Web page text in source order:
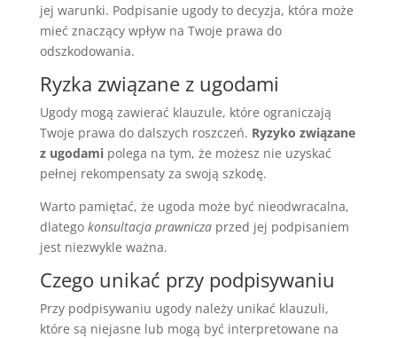
jej warunki. Podpisanie ugody to decyzja, która może
mieć znaczący wpływ na Twoje prawa do
odszkodowania.
Ryzka związane z ugodami
Ugody mogą zawierać klauzule, które ograniczają
Twoje prawa do dalszych roszczeń. Ryzyko związane
z ugodamipolega na tym, że możesz nie uzyskać
pełnej rekompensaty za swoją szkodę.
Warto pamiętać, że ugoda może być nieodwracalna,
dlatego konsultacja prawniczaprzed jej podpisaniem
jest niezwykle ważna.
Czego unikać przy podpisywaniu
Przy podpisywaniu ugody należy unikać klauzuli,
które są niejasne lub mogą być interpretowane na